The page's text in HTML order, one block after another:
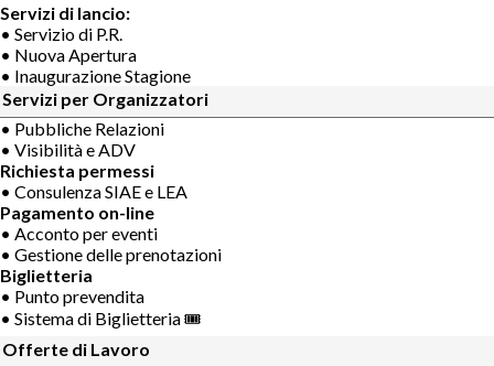
Servizi di lancio:
• Servizio di P.R.
• Nuova Apertura
• Inaugurazione Stagione
Servizi per Organizzatori
• Pubbliche Relazioni
• Visibilità e ADV
Richiesta permessi
• Consulenza SIAE e LEA
Pagamento on-line
• Acconto per eventi
• Gestione delle prenotazioni
Biglietteria
• Punto prevendita
• Sistema di Biglietteria 🎟
Offerte di Lavoro